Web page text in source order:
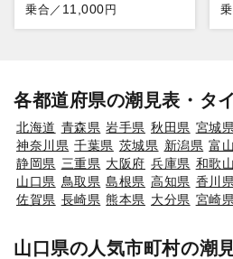
乗合／ 11,000円
各都道府県の潮見表・タ
北海道 青森県 岩手県 秋田県 宮城県
神奈川県 千葉県 茨城県 新潟県 富
静岡県 三重県 大阪府 兵庫県 和歌
山口県 鳥取県 島根県 高知県 香川県
佐賀県 長崎県 熊本県 大分県 宮崎県
山口県の人気市町村の潮